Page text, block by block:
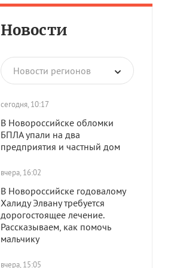
Новости
Новости регионов
сегодня, 10:17
В Новороссийске обломки
БПЛА упали на два
предприятия и частный дом
вчера, 16:02
В Новороссийске годовалому
Халиду Элвану требуется
дорогостоящее лечение.
Рассказываем, как помочь
мальчику
вчера, 15:05